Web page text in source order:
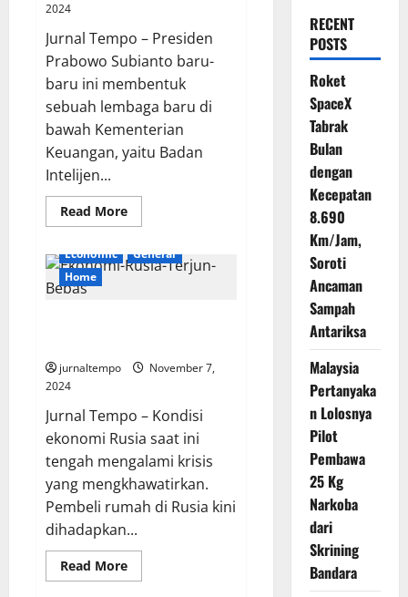
2024
Jurnal Tempo – Presiden
Prabowo Subianto baru-
baru ini membentuk
sebuah lembaga baru di
bawah Kementerian
Keuangan, yaitu Badan
Intelijen...
Read MoreRead
more
Bentuk
Badan
Komandan
Economic
General
Home
jurnaltempo
November 7,
2024
Jurnal Tempo – Kondisi
ekonomi Rusia saat ini
tengah mengalami krisis
yang mengkhawatirkan.
Pembeli rumah di Rusia kini
dihadapkan...
Read MoreRead
more
RECENT
POSTS
Roket
SpaceX
Tabrak
Bulan
dengan
Kecepatan
8.690
Km/Jam,
Soroti
Ancaman
Sampah
Antariksa
Malaysia
Pertanyaka
n Lolosnya
Pilot
Pembawa
25 Kg
Narkoba
dari
Skrining
Bandara